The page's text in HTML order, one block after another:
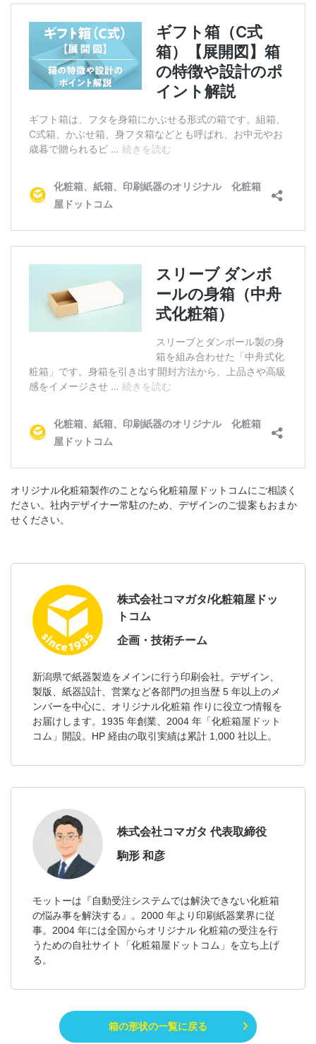
オリジナル化粧箱製作のことなら化粧箱屋ドットコムにご相談く
ださい。社内デザイナー常駐のため、デザインのご提案もおまか
せください。
株式会社コマガタ/化粧箱屋ドッ
トコム
企画・技術チーム
新潟県で紙器製造をメインに行う印刷会社。デザイン、
製版、紙器設計、営業など各部門の担当歴 5 年以上のメ
ンバーを中心に、オリジナル化粧箱 作りに役立つ情報を
お届けします。1935 年創業、2004 年「化粧箱屋ドット
コム」開設。HP 経由の取引実績は累計 1,000 社以上。
株式会社コマガタ 代表取締役
駒形 和彦
モットーは『自動受注システムでは解決できない化粧箱
の悩み事を解決する』。2000 年より印刷紙器業界に従
事。2004 年には全国からオリジナル 化粧箱の受注を行
うための自社サイト「化粧箱屋ドットコム」を立ち上げ
る。
箱の形状の一覧に戻る